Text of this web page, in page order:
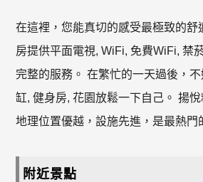
在這裡，您能真切的感受最極致的舒
房提供平面電視, WiFi, 免費WiFi, 禁
完整的服務。 在繁忙的一天過後，
缸, 健身房, 花園放鬆一下自己。 揚
地理位置優越，設施先進，是最熱門
附近景點